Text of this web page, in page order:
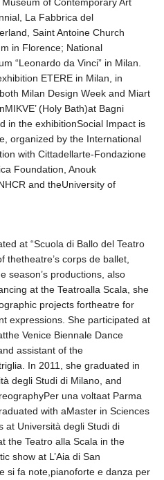
of Contemporary Art
La Fabbrica del
Saint Antoine Church
in Florence; National
“Leonardo da Vinci” in Milan.
ETERE in Milan, in
Milan Design Week and Miart
(Holy Bath)at Bagni
in the exhibitionSocial Impact is
organized by the International
with Cittadellarte-Fondazione
Foundation, Anouk
and theUniversity of
at “Scuola di Ballo del Teatro
thetheatre’s corps de ballet,
season’s productions, also
at the Teatroalla Scala, she
projects fortheatre for
expressions. She participated at
Venice Biennale Dance
assistant of the
In 2011, she graduated in
degli Studi di Milano, and
una voltaat Parma
with aMaster in Sciences
at Università degli Studi di
the Teatro alla Scala in the
show at L’Aia di San
si fa note,pianoforte e danza per